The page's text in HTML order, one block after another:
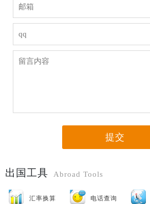
提交
出国工具 Abroad Tools
汇率换算 电话查询